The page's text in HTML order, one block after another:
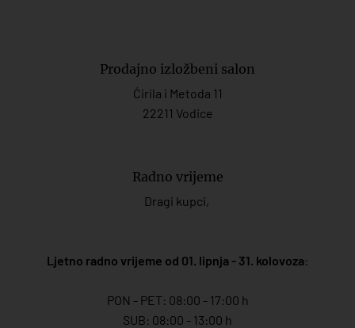
Prodajno izložbeni salon
Ćirila i Metoda 11
22211 Vodice
Radno vrijeme
Dragi kupci,
Ljetno radno vrijeme od 01. lipnja - 31. kolovoza:
PON - PET: 08:00 - 17:00 h
SUB: 08:00 - 13:00 h